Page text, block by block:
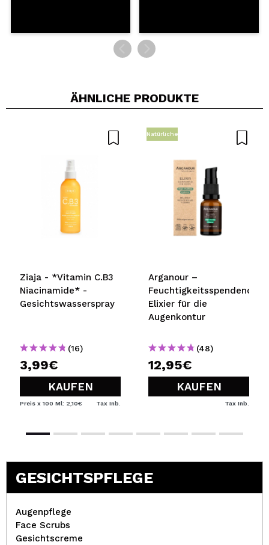
ÄHNLICHE PRODUKTE
Ziaja - *Vitamin C.B3
Niacinamide* -
Gesichtswasserspray
(16)
3,99€
KAUFEN
Preis x 100 Ml: 2,10€ Tax Inb.
Natürliche
Arganour –
Feuchtigkeitsspendendes
Elixier für die
Augenkontur
(48)
12,95€
KAUFEN
Tax Inb.
GESICHTSPFLEGE
Augenpflege
Face Scrubs
Gesichtscreme